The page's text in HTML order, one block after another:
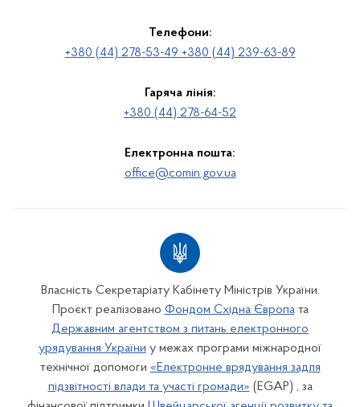
Телефони:
+380 (44) 278-53-49 +380 (44) 239-63-89
Гаряча лінія:
+380 (44) 278-64-52
Електронна пошта:
office@comin.gov.ua
Власність Секретаріату Кабінету Міністрів України.
Проєкт реалізовано Фондом Східна Європата
Державним агентством з питань електронного
урядування України у межах програми міжнародної
технічної допомоги «Електронне врядування задля
підзвітності влади та участі громади» (EGAP) , за